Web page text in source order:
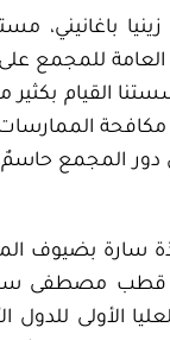
باغانيني،
للمجمع
القيام بكثير
مكافحة
دور المجمع
سارة بضيوف
قطب مصطفى
الأولى